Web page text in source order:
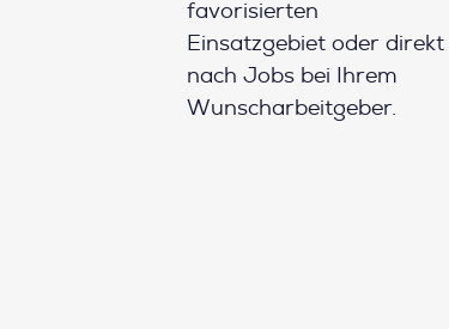
favorisierten
Einsatzgebiet oder direkt
nach Jobs bei Ihrem
Wunscharbeitgeber.